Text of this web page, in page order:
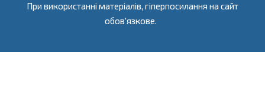
При використанні матеріалів, гіперпосилання на сайт
обов'язкове.